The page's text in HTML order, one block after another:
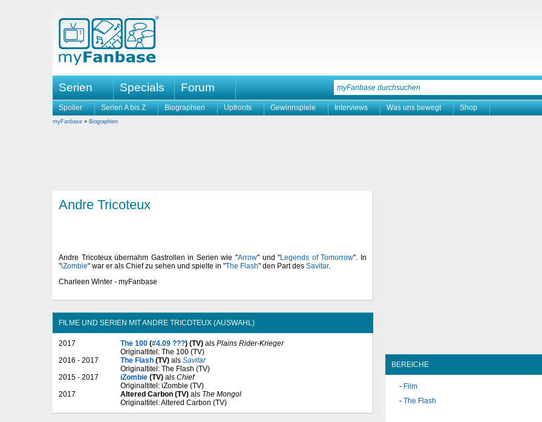
Serien Specials Forum
Spoiler Serien A bis Z Biographien Upfronts Gewinnspiele Interviews Was uns bewegt Shop
myFanbase » Biographien
Andre Tricoteux
Andre Tricoteux übernahm Gastrollen in Serien wie "Arrow" und "Legends of Tomorrow". In
"iZombie" war er als Chief zu sehen und spielte in "The Flash" den Part des Savitar.
Charleen Winter - myFanbase
FILME UND SERIEN MIT ANDRE TRICOTEUX (AUSWAHL)
2017 The 100 (#4.09 ???) (TV) als Plains Rider-Krieger
Originaltitel: The 100 (TV)
2016 - 2017
The Flash (TV) als Savitar
Originaltitel: The Flash (TV)
2015 - 2017
iZombie (TV) als Chief
Originaltitel: iZombie (TV)
2017
Altered Carbon (TV) als The Mongol
Originaltitel: Altered Carbon (TV)
BEREICHE
Film
The Flash